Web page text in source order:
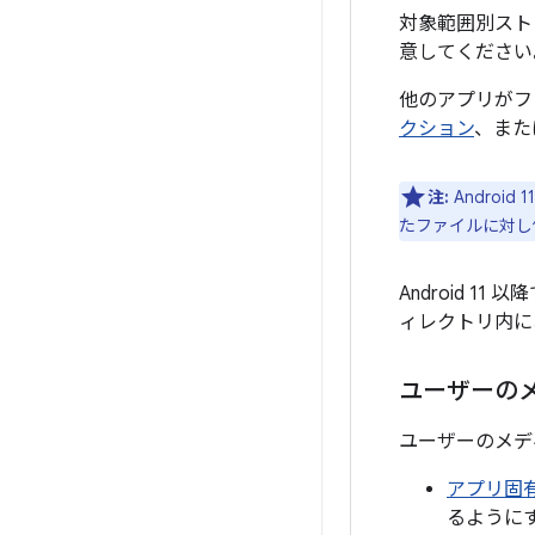
対象範囲別ス
意してくださ
他のアプリが
クション、ま
注: Android
たファイルに対
Android 11 以
ィレクトリ内
ユーザーの
ユーザーのメ
アプリ固
るように